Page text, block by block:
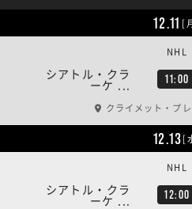
12.11 [
シアトル・クラ
ーケ ... 11:00
NHL
クライメット・プ
12.13[
シアトル・クラ
ーケ ... 12:00
NHL